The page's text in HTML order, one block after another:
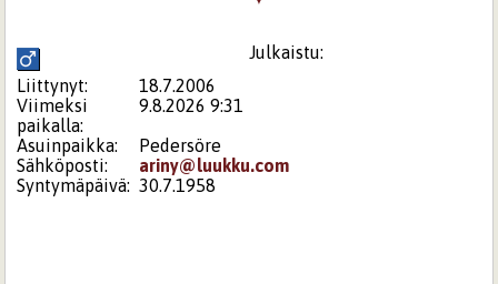
Julkaistu:
Liittynyt:
18.7.2006
Viimeksi
paikalla:
9.8.2026 9:31
Asuinpaikka:
Pedersöre
Sähköposti:
ariny@luukku.com
Syntymäpäivä: 30.7.1958